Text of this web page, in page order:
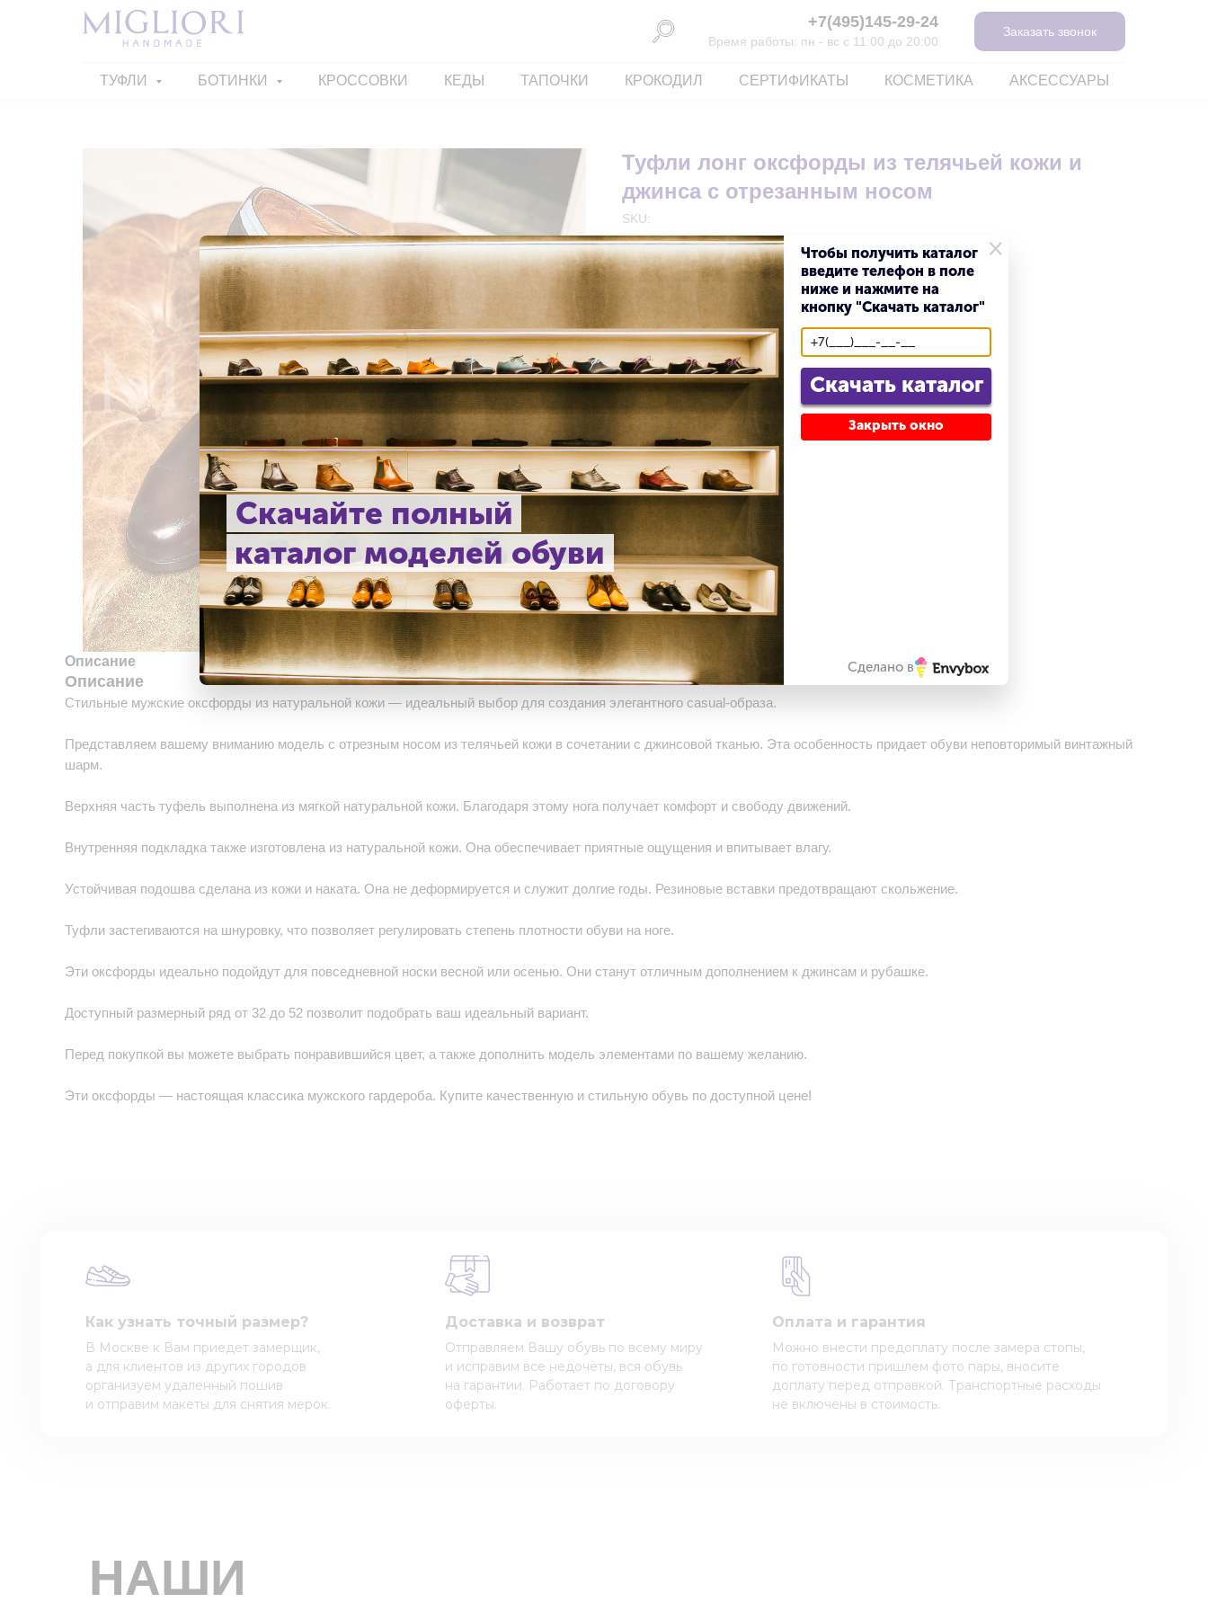
+7(495)145-29-24
Время работы: пн - вс с 11:00 до 20:00
Заказать звонок
ТУФЛИ БОТИНКИ КРОССОВКИ КЕДЫ ТАПОЧКИ КРОКОДИЛ СЕРТИФИКАТЫ КОСМЕТИКА АКСЕССУАРЫ
Туфли лонг оксфорды из телячьей кожи и
джинса с отрезанным носом
SKU:
73990,00 р.
Модель: Оксфорды
Материал верха: телячья кожа и джинса
Внутренний материал: кожа
Размер: от 32 до 52
Сезон: осень / весна
Особенность: с отрезным носом
Застежка: шнурки
Описание
Описание
Стильные мужские оксфорды из натуральной кожи — идеальный выбор для создания элегантного casual-образа.
Представляем вашему вниманию модель с отрезным носом из телячьей кожи в сочетании с джинсовой тканью. Эта особенность придает обуви неповторимый винтажный
шарм.
Верхняя часть туфель выполнена из мягкой натуральной кожи. Благодаря этому нога получает комфорт и свободу движений.
Внутренняя подкладка также изготовлена из натуральной кожи. Она обеспечивает приятные ощущения и впитывает влагу.
Устойчивая подошва сделана из кожи и наката. Она не деформируется и служит долгие годы. Резиновые вставки предотвращают скольжение.
Туфли застегиваются на шнуровку, что позволяет регулировать степень плотности обуви на ноге.
Эти оксфорды идеально подойдут для повседневной носки весной или осенью. Они станут отличным дополнением к джинсам и рубашке.
Доступный размерный ряд от 32 до 52 позволит подобрать ваш идеальный вариант.
Перед покупкой вы можете выбрать понравившийся цвет, а также дополнить модель элементами по вашему желанию.
Эти оксфорды — настоящая классика мужского гардероба. Купите качественную и стильную обувь по доступной цене!
Доставка и возврат
В Москве к Вам приедет замерщик,
а для клиентов из других городов
организуем удаленный пошив
и отправим макеты для снятия мерок.
Как узнать точный размер?
Отправляем Вашу обувь по всему миру
и исправим все недочёты, вся обувь
на гарантии. Работает по договору
оферты.
Оплата и гарантия
Можно внести предоплату после замера стопы,
по готовности пришлем фото пары, вносите
доплату перед отправкой. Транспортные расходы
не включены в стоимость.
НАШИ
Скачайте полный
каталог моделей обуви
×
Чтобы получить каталог
введите телефон в поле
ниже и нажмите на
кнопку "Скачать каталог"
Cкачать каталог
Закрыть окно
Сделано в